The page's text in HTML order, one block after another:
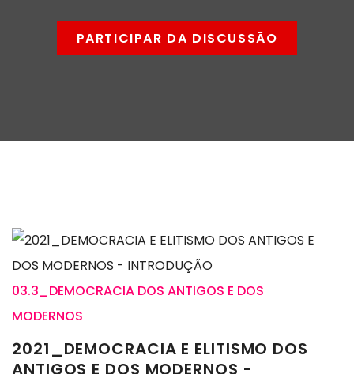
PARTICIPAR DA DISCUSSÃO
03.3_DEMOCRACIA DOS ANTIGOS E DOS
MODERNOS
2021_DEMOCRACIA E ELITISMO DOS